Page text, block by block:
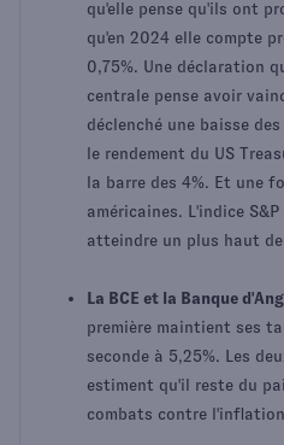
qu'elle pense qu'ils ont
qu'en 2024 elle compte
0,75%. Une déclaration
centrale pense avoir
déclenché une baisse
le rendement du US
la barre des 4%. Et une
américaines. L'indice
atteindre un plus haut
La BCE et la Banque
première maintient ses
seconde à 5,25%. Les
estiment qu'il reste du
combats contre